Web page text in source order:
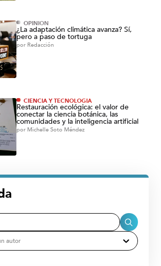
OPINIÓN
¿La adaptación climática avanza? Sí,
pero a paso de tortuga
por Redacción
CIENCIA Y TECNOLOGÍA
Restauración ecológica: el valor de
conectar la ciencia botánica, las
comunidades y la inteligencia artificial
por Michelle Soto Méndez
autor